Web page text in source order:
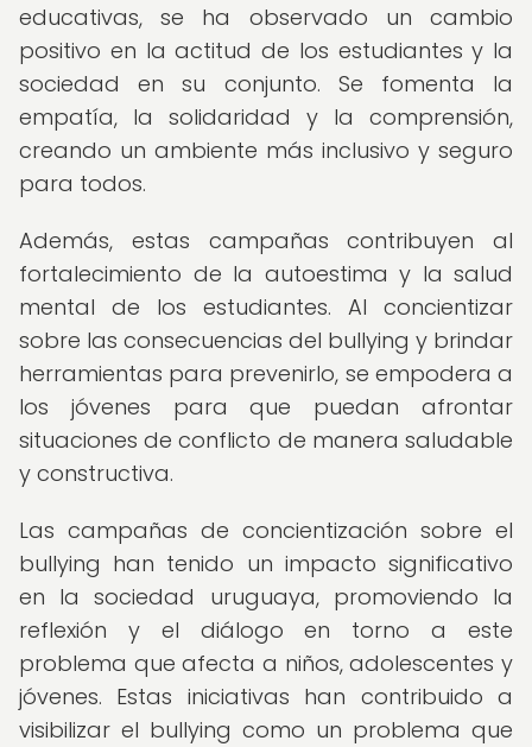
educativas, se ha observado un cambio
positivo en la actitud de los estudiantes y la
sociedad en su conjunto. Se fomenta la
empatía, la solidaridad y la comprensión,
creando un ambiente más inclusivo y seguro
para todos.
Además, estas campañas contribuyen al
fortalecimiento de la autoestima y la salud
mental de los estudiantes. Al concientizar
sobre las consecuencias del bullying y brindar
herramientas para prevenirlo, se empodera a
los jóvenes para que puedan afrontar
situaciones de conflicto de manera saludable
y constructiva.
Las campañas de concientización sobre el
bullying han tenido un impacto significativo
en la sociedad uruguaya, promoviendo la
reflexión y el diálogo en torno a este
problema que afecta a niños, adolescentes y
jóvenes. Estas iniciativas han contribuido a
visibilizar el bullying como un problema que